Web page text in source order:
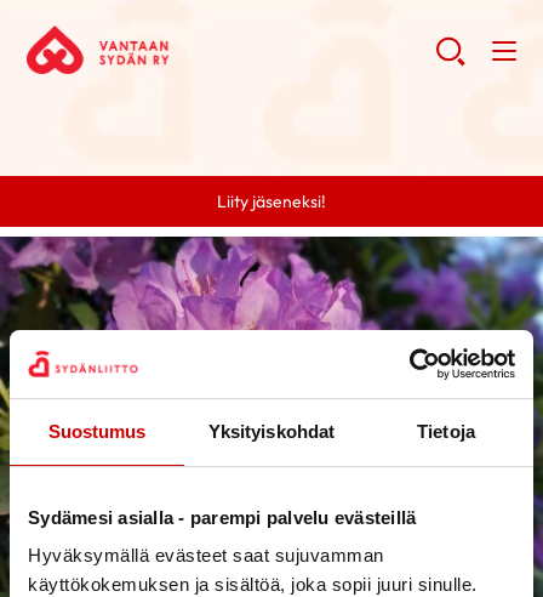
Suostumus Yksityiskohdat Tietoja
Sydämesi asialla - parempi palvelu evästeillä
Hyväksymällä evästeet saat sujuvamman
käyttökokemuksen ja sisältöä, joka sopii juuri sinulle.
Liity jäseneksi!
Hallitus